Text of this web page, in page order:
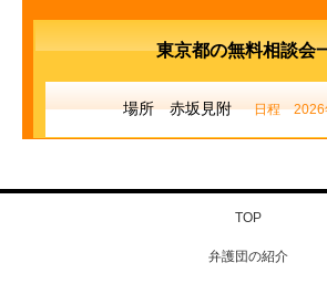
東京都の無料相談会
場所 赤坂見附 日程 2026
TOP
弁護団の紹介